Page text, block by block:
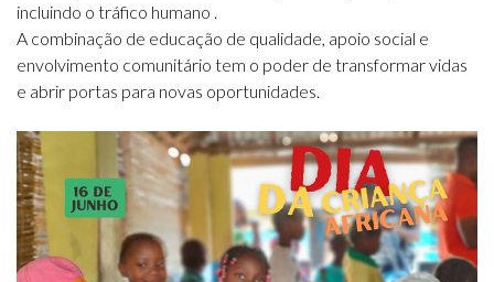
incluindo o tráfico humano .
A combinação de educação de qualidade, apoio social e
envolvimento comunitário tem o poder de transformar vidas
e abrir portas para novas oportunidades.